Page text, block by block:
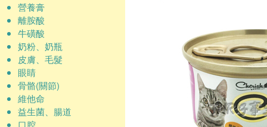
營養膏
離胺酸
牛磺酸
奶粉、奶瓶
皮膚、毛髮
眼睛
骨骼(關節)
維他命
益生菌、腸道
口腔